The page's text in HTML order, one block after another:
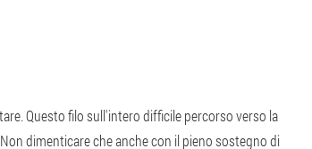
Questo filo sull'intero difficile percorso verso la
dimenticare che anche con il pieno sostegno di